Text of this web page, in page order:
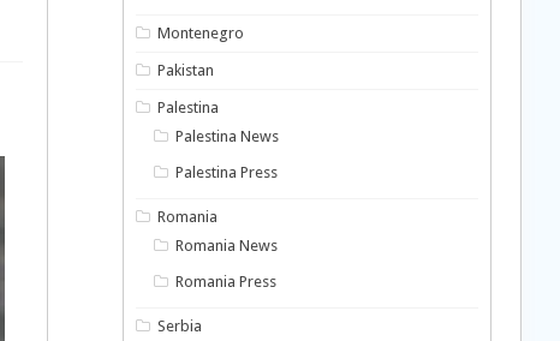
Montenegro
Pakistan
Palestina
Palestina News
Palestina Press
Romania
Romania News
Romania Press
Serbia